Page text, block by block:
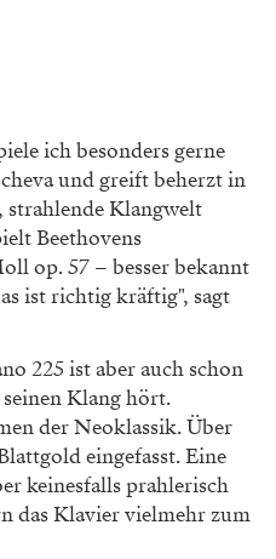
ich besonders gerne
und greift beherzt in
strahlende Klangwelt
Beethovens
op. 57 – besser bekannt
ist richtig kräftig", sagt
225 ist aber auch schon
Klang hört.
der Neoklassik. Über
eingefasst. Eine
keinesfalls prahlerisch
das Klavier vielmehr zum